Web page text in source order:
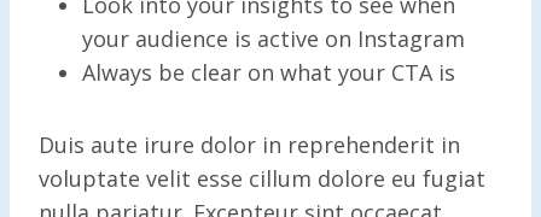
your audience is active on Instagram
Always be clear on what your CTA is
Duis aute irure dolor in reprehenderit in
voluptate velit esse cillum dolore eu fugiat